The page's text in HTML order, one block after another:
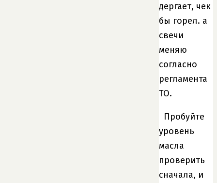
дергает, чек
бы горел. а
свечи
меняю
согласно
регламента
ТО.
Пробуйте
уровень
масла
проверить
сначала, и